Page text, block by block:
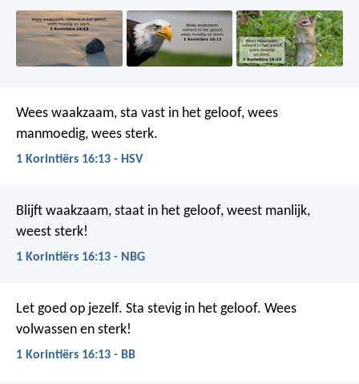
Wees waakzaam, sta vast in het geloof, wees
manmoedig, wees sterk.
1 Korintiërs 16:13 - HSV
Blijft waakzaam, staat in het geloof, weest manlijk,
weest sterk!
1 Korintiërs 16:13 - NBG
Let goed op jezelf. Sta stevig in het geloof. Wees
volwassen en sterk!
1 Korintiërs 16:13 - BB